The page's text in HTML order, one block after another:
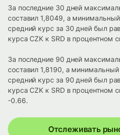
За последние 30 дней
составил 1,8049, а
средний курс за 30 дней был
курса CZK к SRD в процентном
За последние 90 дней
составил 1,8190, а
средний курс за 90 дней был
курса CZK к SRD в процентном
-0.66.
Отслеживать